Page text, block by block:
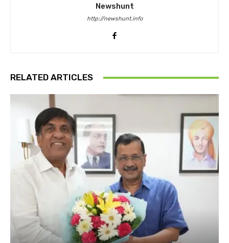
Newshunt
http://newshunt.info
RELATED ARTICLES